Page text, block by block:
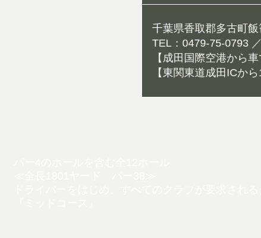
千葉県香取郡多古町
TEL：0479-75-0793
【成田国際空港から車
【東関東道成田ICから